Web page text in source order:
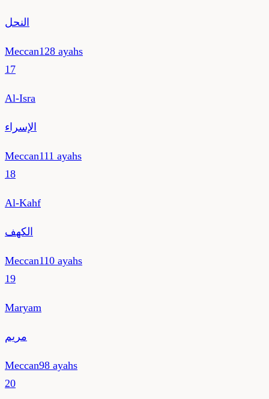
النحل
Meccan128 ayahs
17
Al-Isra
الإسراء
Meccan111 ayahs
18
Al-Kahf
الكهف
Meccan110 ayahs
19
Maryam
مريم
Meccan98 ayahs
20